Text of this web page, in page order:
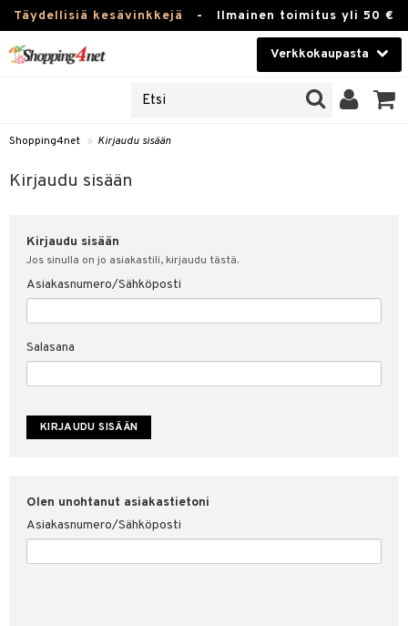
Täydellisiä kesävinkkejä - Ilmainen toimitus yli 50 €
Verkkokaupasta
Piilolinssit
Luontaistuotteet
Fitness
Koti & Sisustus
Lelut, Lapsi & Vauva
Tuotemerkkejä
Shopping4net » Kirjaudu sisään
Kirjaudu sisään
Kirjaudu sisään
Jos sinulla on jo asiakastili, kirjaudu tästä.
Asiakasnumero/Sähköposti
Salasana
Olen unohtanut asiakastietoni
Asiakasnumero/Sähköposti
sisään
& vastauksia
myyntiehdot
suojaus